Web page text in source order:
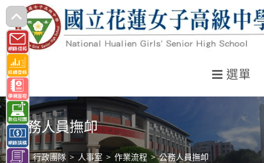
跳
轉
至
主
要
內
容
選單
公務人員撫卹
> 行政團隊 > 人事室 > 作業流程 > 公務人員撫卹